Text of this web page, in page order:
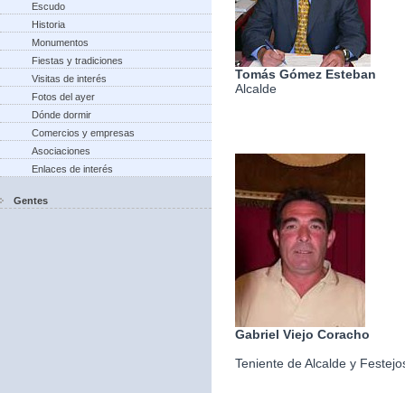
Escudo
Historia
Monumentos
Fiestas y tradiciones
Visitas de interés
Fotos del ayer
Dónde dormir
Comercios y empresas
Asociaciones
Enlaces de interés
Gentes
Tomás Gómez Esteban
Alcalde
Gabriel Viejo Coracho
Teniente de Alcalde y